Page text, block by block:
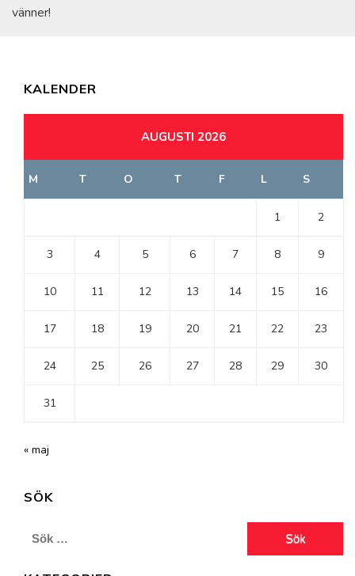
vänner!
KALENDER
AUGUSTI 2026
M T O T F L S
1 2
3 4 5 6 7 8 9
10 11 12 13 14 15 16
17 18 19 20 21 22 23
24 25 26 27 28 29 30
31
« maj
SÖK
Sök